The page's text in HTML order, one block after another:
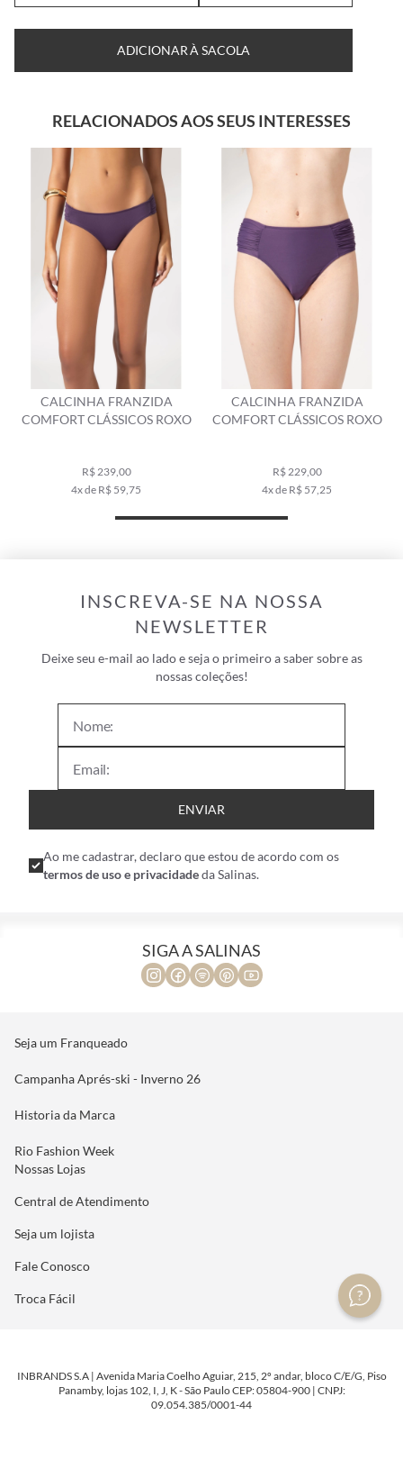
ADICIONAR À SACOLA
RELACIONADOS AOS SEUS INTERESSES
CALCINHA FRANZIDA
COMFORT CLÁSSICOS ROXO
R$ 239,00
4x de R$ 59,75
CALCINHA FRANZIDA
COMFORT CLÁSSICOS ROXO
R$ 229,00
4x de R$ 57,25
INSCREVA-SE NA NOSSA
NEWSLETTER
Deixe seu e-mail ao lado e seja o primeiro a saber sobre as
nossas coleções!
ENVIAR
Ao me cadastrar, declaro que estou de acordo com os
termos de uso e privacidadeda Salinas.
SIGA A SALINAS
Seja um Franqueado
Campanha Aprés-ski - Inverno 26
Historia da Marca
Rio Fashion Week
Nossas Lojas
Central de Atendimento
Seja um lojista
Fale Conosco
Troca Fácil
INBRANDS S.A | Avenida Maria Coelho Aguiar, 215, 2º andar, bloco C/E/G, Piso
Panamby, lojas 102, I, J, K - São Paulo CEP: 05804-900 | CNPJ:
09.054.385/0001-44